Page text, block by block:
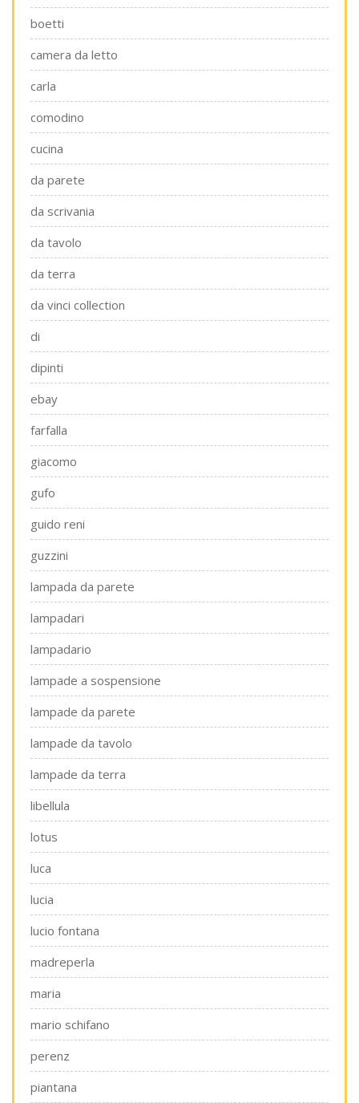
boetti
camera da letto
carla
comodino
cucina
da parete
da scrivania
da tavolo
da terra
da vinci collection
di
dipinti
ebay
farfalla
giacomo
gufo
guido reni
guzzini
lampada da parete
lampadari
lampadario
lampade a sospensione
lampade da parete
lampade da tavolo
lampade da terra
libellula
lotus
luca
lucia
lucio fontana
madreperla
maria
mario schifano
perenz
piantana